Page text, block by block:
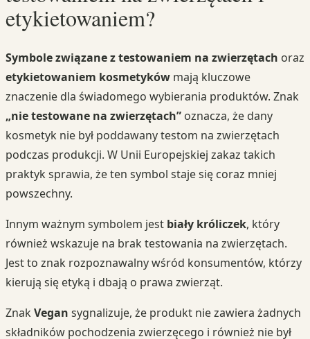
etykietowaniem?
Symbole związane z testowaniem na zwierzętach oraz
etykietowaniem kosmetyków mają kluczowe
znaczenie dla świadomego wybierania produktów. Znak
„nie testowane na zwierzętach” oznacza, że dany
kosmetyk nie był poddawany testom na zwierzętach
podczas produkcji. W Unii Europejskiej zakaz takich
praktyk sprawia, że ten symbol staje się coraz mniej
powszechny.
Innym ważnym symbolem jest biały króliczek, który
również wskazuje na brak testowania na zwierzętach.
Jest to znak rozpoznawalny wśród konsumentów, którzy
kierują się etyką i dbają o prawa zwierząt.
Znak Vegan sygnalizuje, że produkt nie zawiera żadnych
składników pochodzenia zwierzęcego i również nie był